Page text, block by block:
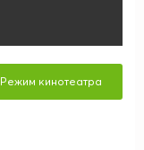
Режим кинотеатра